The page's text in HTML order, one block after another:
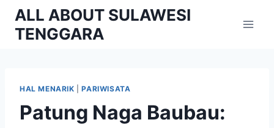
Skip
content
ALL ABOUT SULAWESI
TENGGARA
HAL MENARIK |PARIWISATA
Patung Naga Baubau: